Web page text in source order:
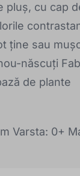
pluș, cu cap
ține sau
născuți
de plante
Varsta: 0+